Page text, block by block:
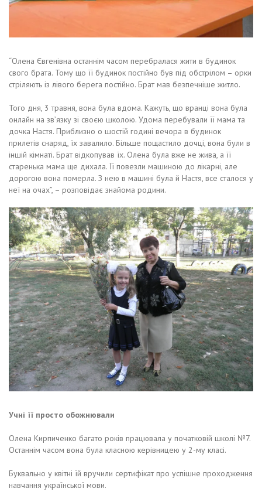
“Олена Євгенівна останнім часом перебралася жити в будинок
свого брата. Тому що її будинок постійно був під обстрілом – орки
стріляють із лівого берега постійно. Брат мав безпечніше житло.
Того дня, 3 травня, вона була вдома. Кажуть, що вранці вона була
онлайн на зв’язку зі своєю школою. Удома перебували її мама та
дочка Настя. Приблизно о шостій годині вечора в будинок
прилетів снаряд, їх завалило. Більше пощастило дочці, вона були в
іншій кімнаті. Брат відкопував їх. Олена була вже не жива, а її
старенька мама ще дихала. Її повезли машиною до лікарні, але
дорогою вона померла. З нею в машині була й Настя, все сталося у
неї на очах”, – розповідає знайома родини.
Учні її просто обожнювали
Олена Кирпиченко багато років працювала у початковій школі №7.
Останнім часом вона була класною керівницею у 2-му класі.
Буквально у квітні їй вручили сертифікат про успішне проходження
навчання української мови.